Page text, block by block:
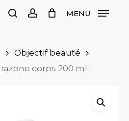
MENU
Objectif beauté
corps 200 ml